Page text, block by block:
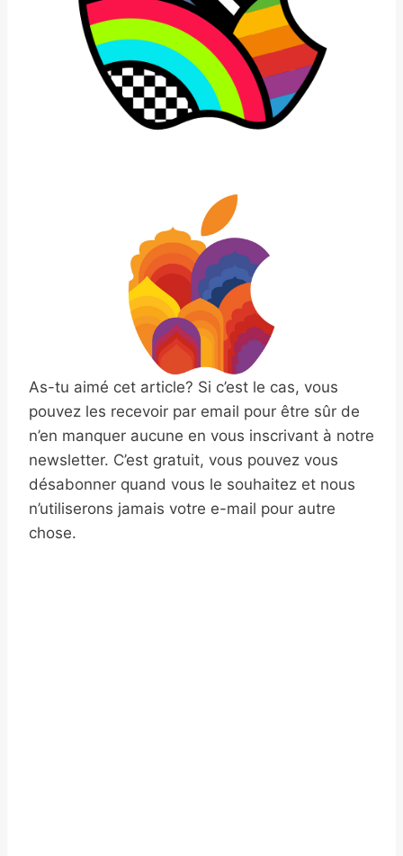
As-tu aimé cet article? Si c’est le cas, vous
pouvez les recevoir par email pour être sûr de
n’en manquer aucune en vous inscrivant à notre
newsletter. C’est gratuit, vous pouvez vous
désabonner quand vous le souhaitez et nous
n’utiliserons jamais votre e-mail pour autre
chose.